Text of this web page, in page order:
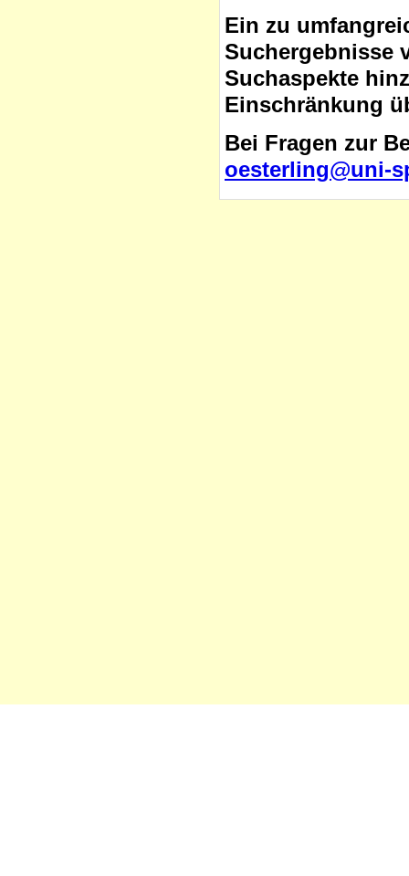
Ein zu
Suchergebnisse
Suchaspekte
Einschränkung
Bei Fragen zur
oesterling@uni-